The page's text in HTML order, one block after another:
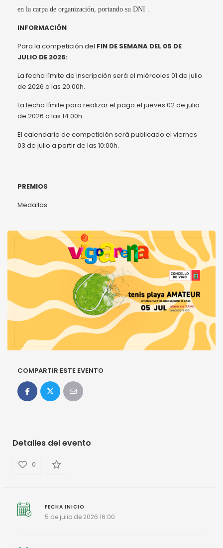
en la carpa de organización, portando su DNI .
INFORMACIÓN
Para la competición del FIN DE SEMANA DEL 05 DE
JULIO DE 2026:
La fecha límite de inscripción será el miércoles 01 de julio
de 2026 a las 20:00h.
La fecha límite para realizar el pago el jueves 02 de julio
de 2026 a las 14:00h.
El calendario de competición será publicado el viernes
03 de julio a partir de las 10:00h.
PREMIOS
Medallas
COMPARTIR ESTE EVENTO
Detalles del evento
0
FECHA INICIO
5 de julio de 2026 16:00